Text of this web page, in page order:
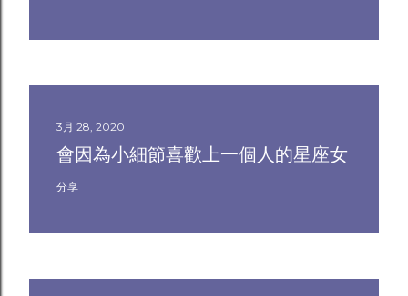
3月 28, 2020
會因為小細節喜歡上一個人的星座女
分享